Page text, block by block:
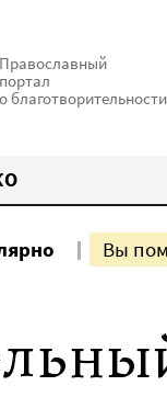
Православный
портал
о благотворительности
Вы